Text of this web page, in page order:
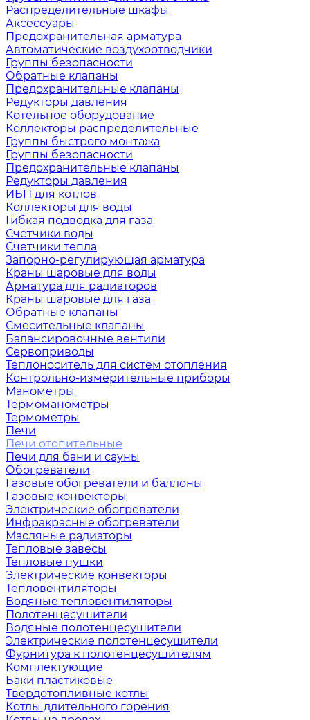
Распределительные шкафы
Аксессуары
Предохранительная арматура
Автоматические воздухоотводчики
Группы безопасности
Обратные клапаны
Предохранительные клапаны
Редукторы давления
Котельное оборудование
Коллекторы распределительные
Группы быстрого монтажа
Группы безопасности
Предохранительные клапаны
Редукторы давления
ИБП для котлов
Коллекторы для воды
Гибкая подводка для газа
Счетчики воды
Счетчики тепла
Запорно-регулирующая арматура
Краны шаровые для воды
Арматура для радиаторов
Краны шаровые для газа
Обратные клапаны
Смесительные клапаны
Балансировочные вентили
Сервоприводы
Теплоноситель для систем отопления
Контрольно-измерительные приборы
Манометры
Термоманометры
Термометры
Печи
Печи отопительные
Печи для бани и сауны
Обогреватели
Газовые обогреватели и баллоны
Газовые конвекторы
Электрические обогреватели
Инфракрасные обогреватели
Масляные радиаторы
Тепловые завесы
Тепловые пушки
Электрические конвекторы
Тепловентиляторы
Водяные тепловентиляторы
Полотенцесушители
Водяные полотенцесушители
Электрические полотенцесушители
Фурнитура к полотенцесушителям
Комплектующие
Баки пластиковые
Твердотопливные котлы
Котлы длительного горения